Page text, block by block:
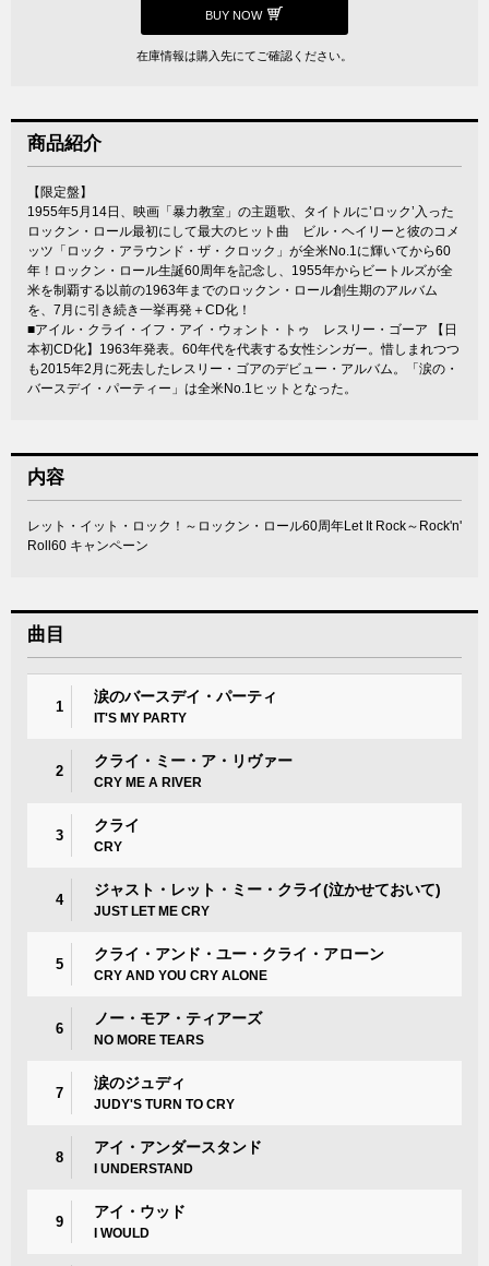
BUY NOW
在庫情報は購入先にてご確認ください。
商品紹介
【限定盤】
1955年5月14日、映画「暴力教室」の主題歌、タイトルに’ロック’入った
ロックン・ロール最初にして最大のヒット曲 ビル・ヘイリーと彼のコメ
ッツ「ロック・アラウンド・ザ・クロック」が全米No.1に輝いてから60
年！ロックン・ロール生誕60周年を記念し、1955年からビートルズが全
米を制覇する以前の1963年までのロックン・ロール創生期のアルバム
を、7月に引き続き一挙再発＋CD化！
■アイル・クライ・イフ・アイ・ウォント・トゥ レスリー・ゴーア 【日
本初CD化】1963年発表。60年代を代表する女性シンガー。惜しまれつつ
も2015年2月に死去したレスリー・ゴアのデビュー・アルバム。「涙の・
バースデイ・パーティー」は全米No.1ヒットとなった。
内容
レット・イット・ロック！～ロックン・ロール60周年Let It Rock～Rock'n'
Roll60 キャンペーン
曲目
1
涙のバースデイ・パーティ
IT'S MY PARTY
2
クライ・ミー・ア・リヴァー
CRY ME A RIVER
3
クライ
CRY
4
ジャスト・レット・ミー・クライ(泣かせておいて)
JUST LET ME CRY
5
クライ・アンド・ユー・クライ・アローン
CRY AND YOU CRY ALONE
6
ノー・モア・ティアーズ
NO MORE TEARS
7
涙のジュディ
JUDY'S TURN TO CRY
8
アイ・アンダースタンド
I UNDERSTAND
9
アイ・ウッド
I WOULD